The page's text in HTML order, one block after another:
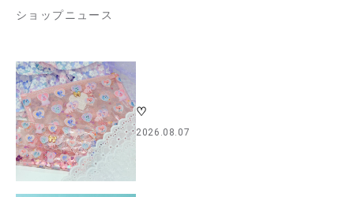
ショップニュース
♡
2026.08.07